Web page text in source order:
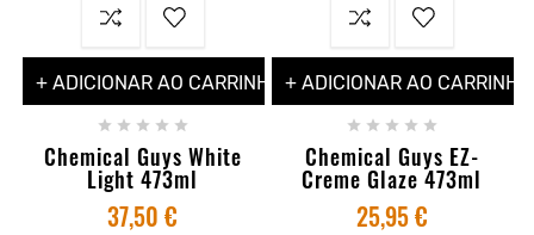
+ ADICIONAR AO CARRINHO
    
Chemical Guys White
Light 473ml
37,50 €
+ ADICIONAR AO CARRINHO
    
Chemical Guys EZ-
Creme Glaze 473ml
25,95 €